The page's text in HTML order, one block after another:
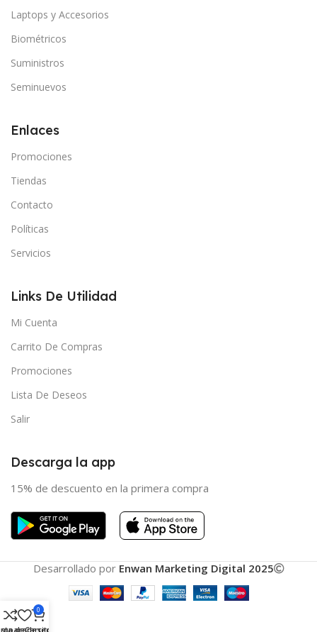
Laptops y Accesorios
Biométricos
Suministros
Seminuevos
Enlaces
Promociones
Tiendas
Contacto
Políticas
Servicios
Links De Utilidad
Mi Cuenta
Carrito De Compras
Promociones
Lista De Deseos
Salir
Descarga la app
15% de descuento en la primera compra
Desarrollado por Enwan Marketing Digital 2025
de deseos
0
Carrito